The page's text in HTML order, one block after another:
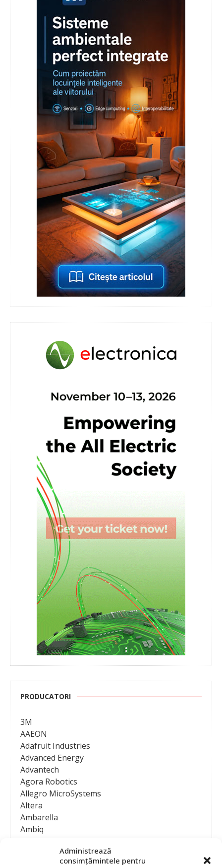
Administrează
consimțămintele pentru
PRODUCATORI
3M
AAEON
Adafruit Industries
Advanced Energy
Advantech
Agora Robotics
Allegro MicroSystems
Altera
Ambarella
Ambiq